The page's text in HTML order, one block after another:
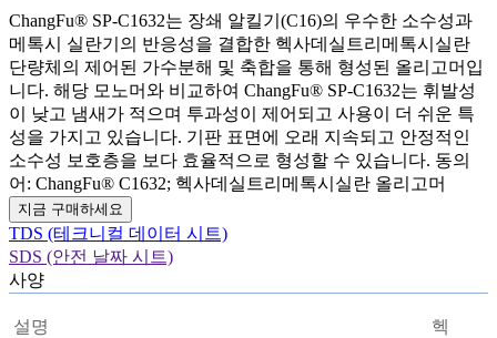
ChangFu® SP-C1632는 장쇄 알킬기(C16)의 우수한 소수성과
메톡시 실란기의 반응성을 결합한 헥사데실트리메톡시실란
단량체의 제어된 가수분해 및 축합을 통해 형성된 올리고머입
니다. 해당 모노머와 비교하여 ChangFu® SP-C1632는 휘발성
이 낮고 냄새가 적으며 투과성이 제어되고 사용이 더 쉬운 특
성을 가지고 있습니다. 기판 표면에 오래 지속되고 안정적인
소수성 보호층을 보다 효율적으로 형성할 수 있습니다. 동의
어: ChangFu® C1632; 헥사데실트리메톡시실란 올리고머
지금 구매하세요
TDS (테크니컬 데이터 시트)
SDS (안전 날짜 시트)
사양
설명
헥